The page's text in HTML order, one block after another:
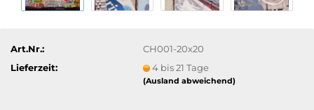
Art.Nr.:
CH001-20x20
Lieferzeit:
4 bis 21 Tage
(Ausland abweichend)